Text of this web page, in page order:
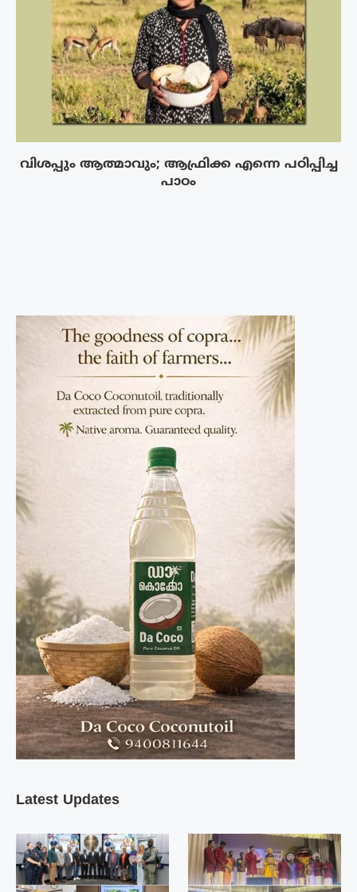
വിശപ്പും ആത്മാവും; ആഫ്രിക്ക എന്നെ പഠിപ്പിച്ച
പാഠം
Latest Updates